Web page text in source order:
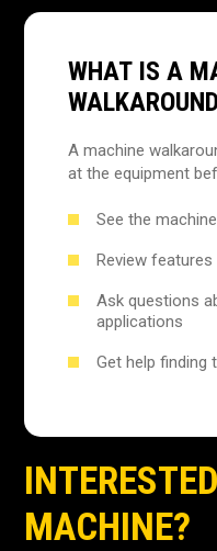
WHAT IS A
A machine
at the equipment
See the
Review
Ask questions
applications
Get help finding
MACHINE?